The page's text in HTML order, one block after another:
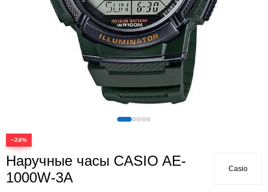
−24%
Наручные часы CASIO AE-
1000W-3A
Casio